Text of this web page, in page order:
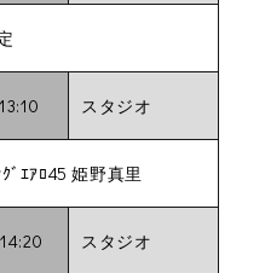
スタジオ
ｴｱﾛ45 姫野真里
スタジオ